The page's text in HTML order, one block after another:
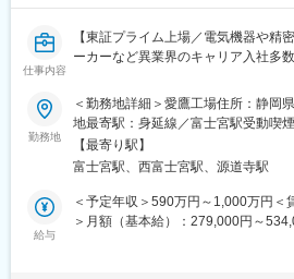
・工場における廃棄物3Rの推進（リ
（再利用）、リサイクル（再生利用
・契約書の作成
・産業廃棄物マニフェストを交付
＜（2）防虫関連＞
・施設において、昆虫の侵入や発生
する
・防虫専門業者の知識やノウハウを活
・年度計画に基づいた薬剤撒布設定
・施設内敷地境界環境管理
仕事内容
【東証プライム上場／電気機器や精
ーカーなど異業界のキャリア入社多
■求人概要：
テルモでは、一般家庭用の体温計や
計、血圧計、輸液ポンプなど、医療
る幅広い製品ラインナップを持って
愛鷹工場で生産される医療機器の金
討・条件設定・量産立ち上げに関す
勤務地
＜勤務地詳細＞愛鷹工場住所：静岡
地最寄駅：身延線／富士宮駅受動喫
範囲：会社の定める事業所（リモー
【最寄り駅】
富士宮駅、西富士宮駅、源道寺駅
給与
＜予定年収＞590万円～1,000万円＜
＞月額（基本給）：279,000円～